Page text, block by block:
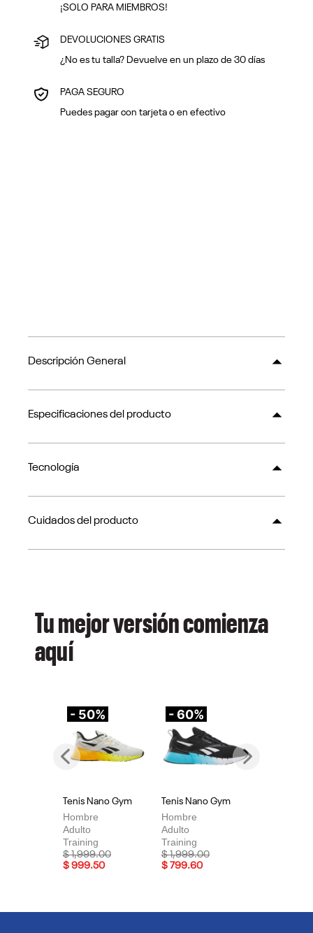
¡SOLO PARA MIEMBROS!
DEVOLUCIONES GRATIS
¿No es tu talla? Devuelve en un plazo de 30 días
PAGA SEGURO
Puedes pagar con tarjeta o en efectivo
Descripción General
Especificaciones del producto
Tecnología
Cuidados del producto
Tu mejor versión comienza
aquí
- 50%
Tenis Nano Gym
Hombre
Adulto
Training
Price reduced from
$ 1,999.00to
$ 999.50
- 60%
Tenis Nano Gym
Hombre
Adulto
Training
Price reduced from
$ 1,999.00to
$ 799.60
Previous